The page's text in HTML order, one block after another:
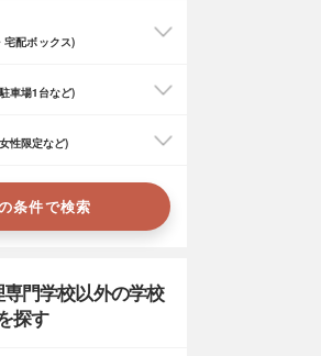
宅配ボックス)
車場1台など)
性限定など)
条件で検索
門学校以外の学校
探す